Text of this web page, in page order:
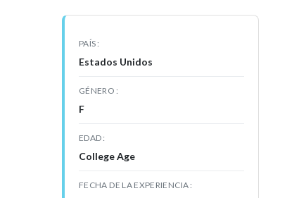
PAÍS
Estados Unidos
GÉNERO
F
EDAD
College Age
FECHA DE LA EXPERIENCIA